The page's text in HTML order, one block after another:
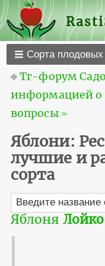
Сорта
⎆Тг-форум
информацией о
вопросы ≫
Яблони:
лучшие и
сорта
Яблоня Лойко